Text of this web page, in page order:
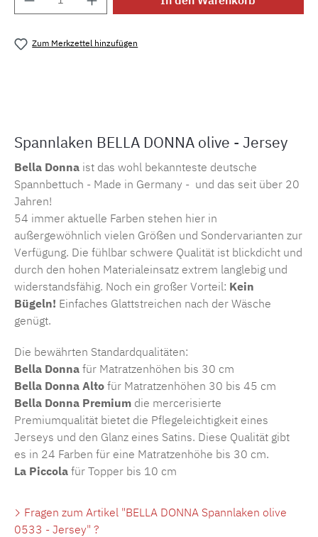
Zum Merkzettel hinzufügen
Spannlaken BELLA DONNA olive - Jersey
Bella Donna ist das wohl bekannteste deutsche
Spannbettuch - Made in Germany - und das seit über 20
Jahren!
54 immer aktuelle Farben stehen hier in
außergewöhnlich vielen Größen und Sondervarianten zur
Verfügung. Die fühlbar schwere Qualität ist blickdicht und
durch den hohen Materialeinsatz extrem langlebig und
widerstandsfähig. Noch ein großer Vorteil: Kein
Bügeln! Einfaches Glattstreichen nach der Wäsche
genügt.
Die bewährten Standardqualitäten:
Bella Donna für Matratzenhöhen bis 30 cm
Bella Donna Alto für Matratzenhöhen 30 bis 45 cm
Bella Donna Premium die mercerisierte
Premiumqualität bietet die Pflegeleichtigkeit eines
Jerseys und den Glanz eines Satins. Diese Qualität gibt
es in 24 Farben für eine Matratzenhöhe bis 30 cm.
La Piccola für Topper bis 10 cm
Fragen zum Artikel "BELLA DONNA Spannlaken olive
0533 - Jersey" ?